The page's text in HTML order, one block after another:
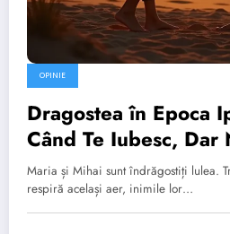
OPINIE
Dragostea în Epoca
Când Te Iubesc, Dar
Lumea
Maria și Mihai sunt îndrăgostiți lulea.
respiră același aer, inimile lor…